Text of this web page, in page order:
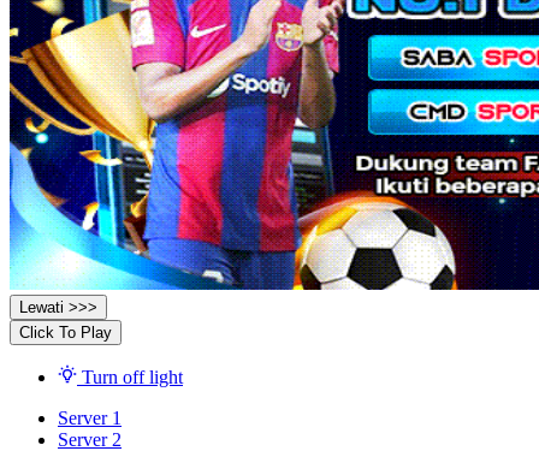
Lewati >>>
Click To Play
Turn off light
Server 1
Server 2